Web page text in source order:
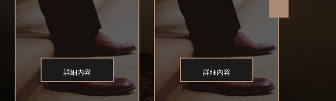
詳細內容 詳細內容